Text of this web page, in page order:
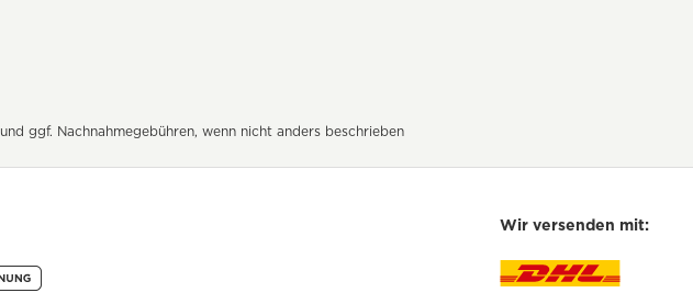
und ggf. Nachnahmegebühren, wenn nicht anders beschrieben
Wir versenden mit: